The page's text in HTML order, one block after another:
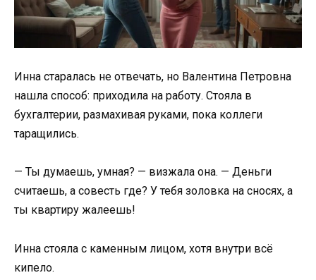
Инна старалась не отвечать, но Валентина Петровна
нашла способ: приходила на работу. Стояла в
бухгалтерии, размахивая руками, пока коллеги
таращились.
— Ты думаешь, умная? — визжала она. — Деньги
считаешь, а совесть где? У тебя золовка на сносях, а
ты квартиру жалеешь!
Инна стояла с каменным лицом, хотя внутри всё
кипело.